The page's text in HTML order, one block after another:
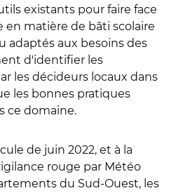
existants pour faire face
en matière de bâti scolaire
adaptés aux besoins des
d'identifier les
les décideurs locaux dans
les bonnes pratiques
ce domaine.
de juin 2022, et à la
rouge par Météo
du Sud-Ouest, les